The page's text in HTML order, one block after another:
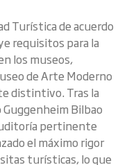
Turística de acuerdo
requisitos para la
los museos,
de Arte Moderno
distintivo. Tras la
Guggenheim Bilbao
pertinente
el máximo rigor
turísticas, lo que